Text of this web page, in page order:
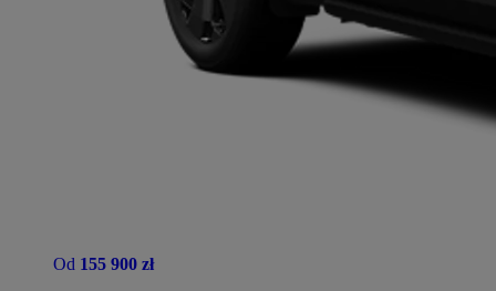
Od 155 900 zł